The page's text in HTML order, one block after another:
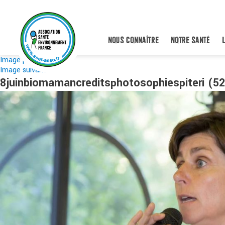
NOUS CONNAÎTRE NOTRE SANTÉ
Image précédente
Image suivante
8juinbiomamancreditsphotosophiespiteri